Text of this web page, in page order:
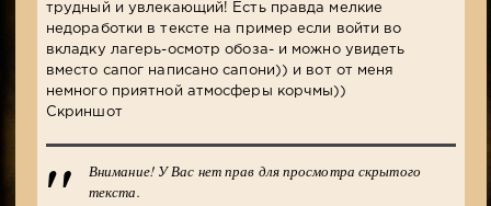
трудный и увлекающий! Есть правда мелкие
недоработки в тексте на пример если войти во
вкладку лагерь-осмотр обоза- и можно увидеть
вместо сапог написано сапони)) и вот от меня
немного приятной атмосферы корчмы))
Скриншот
Внимание! У Вас нет прав для просмотра скрытого
текста.